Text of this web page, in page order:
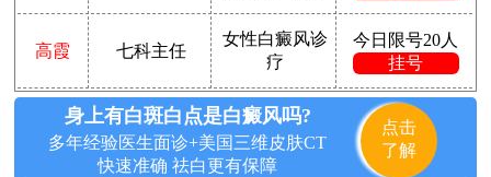
高霞 七科主任
女性白癜风诊
疗
今日限号20人
挂号
身上有白斑白点是白癜风吗?
多年经验医生面诊+美国三维皮肤CT
快速准确 祛白更有保障
点击
了解